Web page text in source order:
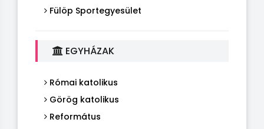
Fülöp Sportegyesület
EGYHÁZAK
Római katolikus
Görög katolikus
Református